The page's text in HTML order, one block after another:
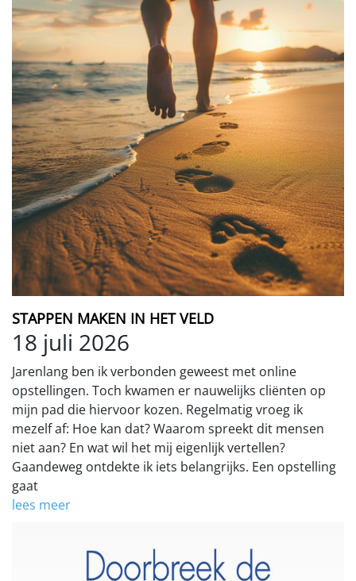
STAPPEN MAKEN IN HET VELD
18 juli 2026
Jarenlang ben ik verbonden geweest met online
opstellingen. Toch kwamen er nauwelijks cliënten op
mijn pad die hiervoor kozen. Regelmatig vroeg ik
mezelf af: Hoe kan dat? Waarom spreekt dit mensen
niet aan? En wat wil het mij eigenlijk vertellen?
Gaandeweg ontdekte ik iets belangrijks. Een opstelling
gaat
lees meer